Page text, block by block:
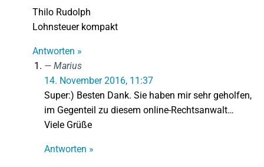
Thilo Rudolph
Lohnsteuer kompakt
Antworten »
Marius
14. November 2016, 11:37
Super:) Besten Dank. Sie haben mir sehr geholfen,
im Gegenteil zu diesem online-Rechtsanwalt…
Viele Grüße
Antworten »